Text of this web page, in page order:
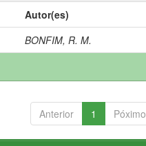
Autor(es)
BONFIM, R. M.
Anterior 1 Póximo